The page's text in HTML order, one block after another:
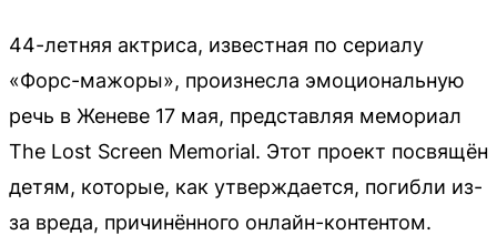
44-летняя актриса, известная по сериалу
«Форс-мажоры», произнесла эмоциональную
речь в Женеве 17 мая, представляя мемориал
The Lost Screen Memorial. Этот проект посвящён
детям, которые, как утверждается, погибли из-
за вреда, причинённого онлайн-контентом.